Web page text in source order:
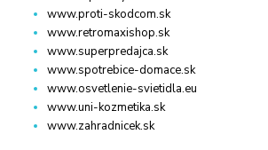
www.proti-skodcom.sk
www.retromaxishop.sk
www.superpredajca.sk
www.spotrebice-domace.sk
www.osvetlenie-svietidla.eu
www.uni-kozmetika.sk
www.zahradnicek.sk